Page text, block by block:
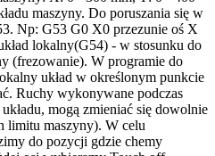
maszyny. Do poruszania się w
Np: G53 G0 X0 przezunie oś X
lokalny(G54) - w stosunku do
(frezowanie). W programie do
układ w określonym punkcie
Ruchy wykonywane podczas
mogą zmieniać się dowolnie
limitu maszyny). W celu
do pozycji gdzie chemy